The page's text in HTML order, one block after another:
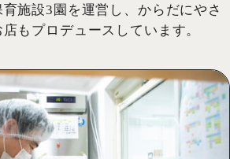
施設3園を運営し、からだにやさ
もプロデュースしています。